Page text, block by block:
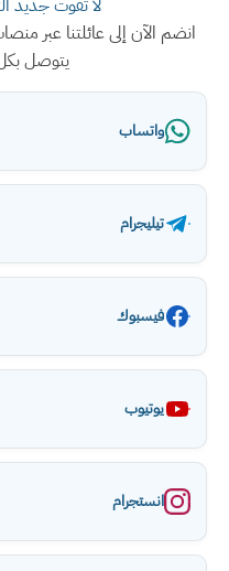
لا تفوت جديد
انضم الآن إلى عائلتنا عبر
يتوصل
واتساب
تيليجرام
فيسبوك
يوتيوب
انستجرام